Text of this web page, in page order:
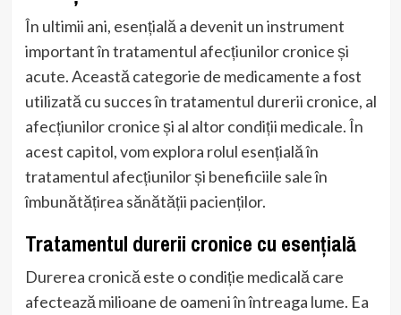
În ultimii ani, esențială a devenit un instrument
important în tratamentul afecțiunilor cronice și
acute. Această categorie de medicamente a fost
utilizată cu succes în tratamentul durerii cronice, al
afecțiunilor cronice și al altor condiții medicale. În
acest capitol, vom explora rolul esențială în
tratamentul afecțiunilor și beneficiile sale în
îmbunătățirea sănătății pacienților.
Tratamentul durerii cronice cu esențială
Durerea cronică este o condiție medicală care
afectează milioane de oameni în întreaga lume. Ea